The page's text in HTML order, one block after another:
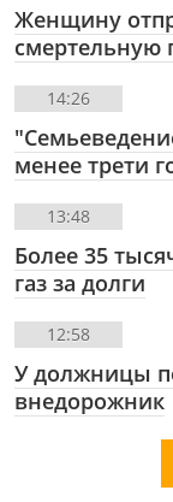
Женщину
14:26
менее трети
13:48
Более 35
газ за долги
12:58
У должницы
внедорожник